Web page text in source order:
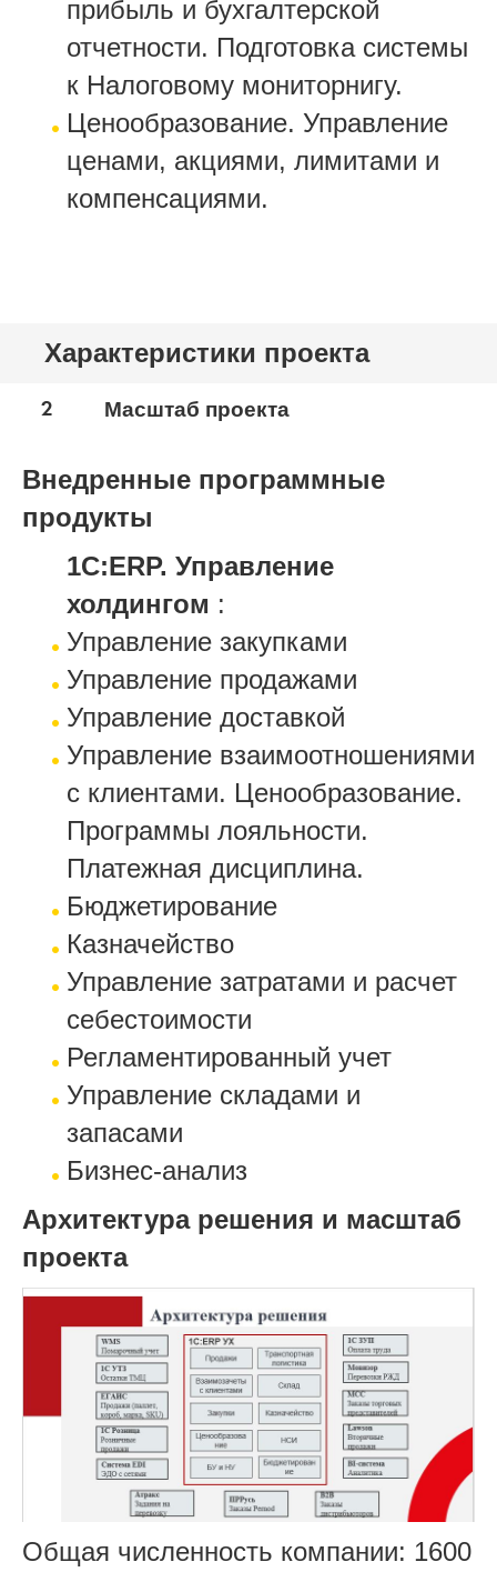
прибыль и бухгалтерской
отчетности. Подготовка системы
к Налоговому мониторнигу.
Ценообразование. Управление
ценами, акциями, лимитами и
компенсациями.
Характеристики проекта
2 Масштаб проекта
Внедренные программные
продукты
1С:ERP. Управление
холдингом :
Управление закупками
Управление продажами
Управление доставкой
Управление взаимоотношениями
с клиентами. Ценообразование.
Программы лояльности.
Платежная дисциплина.
Бюджетирование
Казначейство
Управление затратами и расчет
себестоимости
Регламентированный учет
Управление складами и
запасами
Бизнес-анализ
Архитектура решения и масштаб
проекта
Общая численность компании: 1600